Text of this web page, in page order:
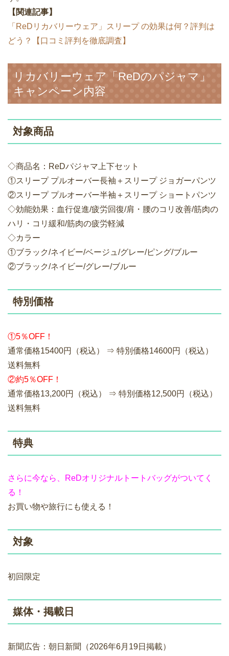
【関連記事】
「ReDリカバリーウェア」スリープ の効果は何？評判は
どう？【口コミ評判を徹底調査】
リカバリーウェア「ReDのパジャマ」
キャンペーン内容
対象商品
◇商品名：ReDパジャマ上下セット
①スリープ プルオーバー長袖＋スリープ ジョガーパンツ
②スリープ プルオーバー半袖＋スリープ ショートパンツ
◇効能効果：血行促進/疲労回復/肩・腰のコリ改善/筋肉の
ハリ・コリ緩和/筋肉の疲労軽減
◇カラー
①ブラック/ネイビー/ベージュ/グレー/ピング/ブルー
②ブラック/ネイビー/グレー/ブルー
特別価格
①5％OFF！
通常価格15400円（税込） ⇒ 特別価格14600円（税込）
送料無料
②約5％OFF！
通常価格13,200円（税込） ⇒ 特別価格12,500円（税込）
送料無料
特典
さらに今なら、ReDオリジナルトートバッグがついてく
る！
お買い物や旅行にも使える！
対象
初回限定
媒体・掲載日
新聞広告：朝日新聞（2026年6月19日掲載）